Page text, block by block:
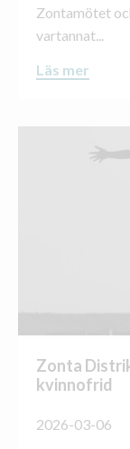
Zontamötet
vartannat...
Läs mer
Zonta
kvinnofrid
2026-03-06